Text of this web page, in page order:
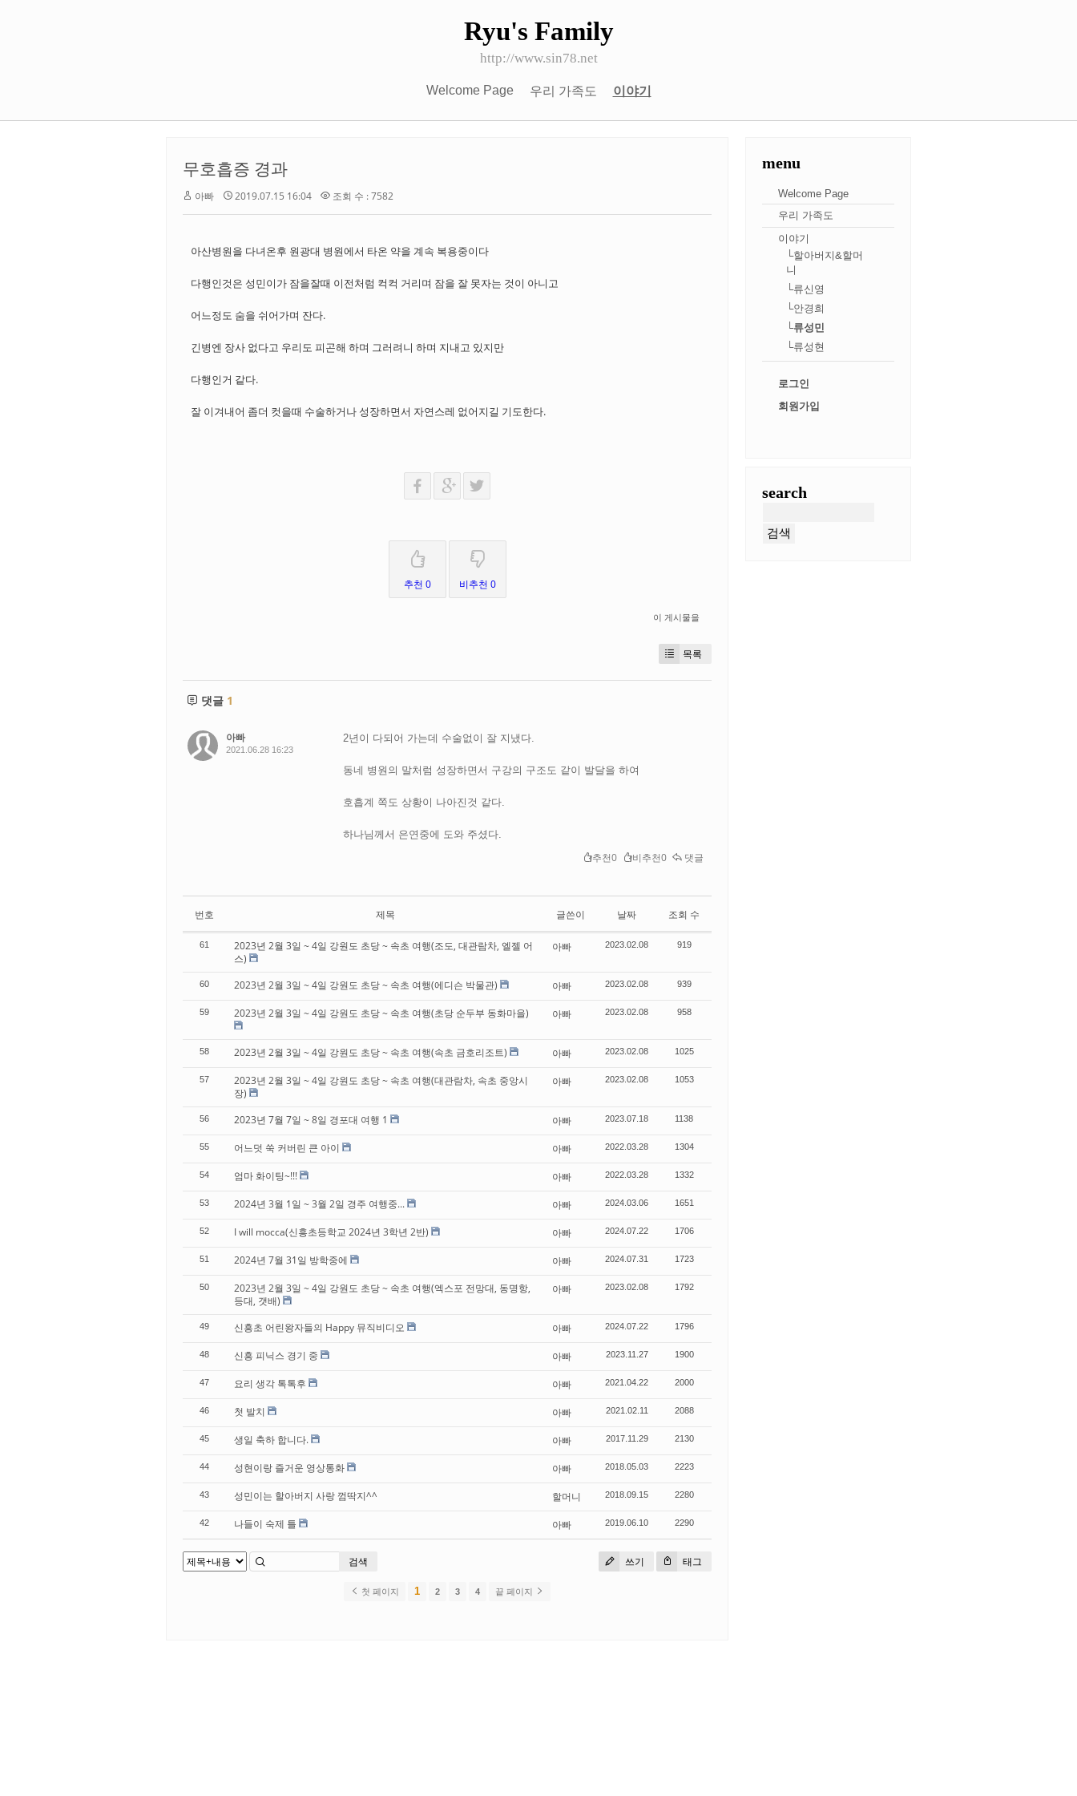
Ryu's Family
http://www.sin78.net
Welcome Page 우리 가족도 이야기
무호흡증 경과
아빠 2019.07.15 16:04 조회 수 : 7582
아산병원을 다녀온후 원광대 병원에서 타온 약을 계속 복용중이다
다행인것은 성민이가 잠을잘때 이전처럼 컥컥 거리며 잠을 잘 못자는 것이 아니고
어느정도 숨을 쉬어가며 잔다.
긴병엔 장사 없다고 우리도 피곤해 하며 그러려니 하며 지내고 있지만
다행인거 같다.
잘 이겨내어 좀더 컷을때 수술하거나 성장하면서 자연스레 없어지길 기도한다.
추천 0 비추천 0
이 게시물을
목록
댓글 1
아빠
2021.06.28 16:23
2년이 다되어 가는데 수술없이 잘 지냈다.
동네 병원의 말처럼 성장하면서 구강의 구조도 같이 발달을 하여
호흡계 쪽도 상황이 나아진것 같다.
하나님께서 은연중에 도와 주셨다.
추천0 비추천0 댓글
번호 제목 글쓴이 날짜 조회 수
61
2023년 2월 3일 ~ 4일 강원도 초당 ~ 속초 여행(조도, 대관람차, 엘젤 어
스)
아빠 2023.02.08 919
60 2023년 2월 3일 ~ 4일 강원도 초당 ~ 속초 여행(에디슨 박물관) 아빠 2023.02.08 939
59 2023년 2월 3일 ~ 4일 강원도 초당 ~ 속초 여행(초당 순두부 동화마을) 아빠 2023.02.08 958
58 2023년 2월 3일 ~ 4일 강원도 초당 ~ 속초 여행(속초 금호리조트) 아빠 2023.02.08 1025
57
2023년 2월 3일 ~ 4일 강원도 초당 ~ 속초 여행(대관람차, 속초 중앙시
장)
아빠 2023.02.08 1053
56 2023년 7월 7일 ~ 8일 경포대 여행 1 아빠 2023.07.18 1138
55 어느덧 쑥 커버린 큰 아이 아빠 2022.03.28 1304
54 엄마 화이팅~!!! 아빠 2022.03.28 1332
53 2024년 3월 1일 ~ 3월 2일 경주 여행중... 아빠 2024.03.06 1651
52 I will mocca(신흥초등학교 2024년 3학년 2반) 아빠 2024.07.22 1706
51 2024년 7월 31일 방학중에 아빠 2024.07.31 1723
50
2023년 2월 3일 ~ 4일 강원도 초당 ~ 속초 여행(엑스포 전망대, 동명항,
등대, 갯배)
아빠 2023.02.08 1792
49 신흥초 어린왕자들의 Happy 뮤직비디오 아빠 2024.07.22 1796
48 신흥 피닉스 경기 중 아빠 2023.11.27 1900
47 요리 생각 톡톡후 아빠 2021.04.22 2000
46 첫 발치 아빠 2021.02.11 2088
45 생일 축하 합니다. 아빠 2017.11.29 2130
44 성현이랑 즐거운 영상통화 아빠 2018.05.03 2223
43 성민이는 할아버지 사랑 껌딱지^^ 할머니 2018.09.15 2280
42 나들이 숙제 틀 아빠 2019.06.10 2290
쓰기 태그
검색
첫 페이지 1 2 3 4 끝 페이지
menu
Welcome Page
우리 가족도
이야기
└할아버지&할머
니
└류신영
└안경희
└류성민
└류성현
로그인
회원가입
search